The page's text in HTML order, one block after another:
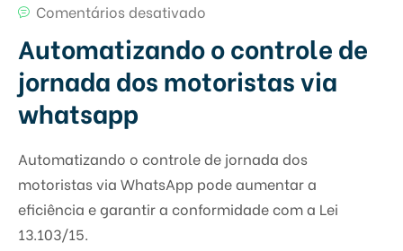
Comentários desativado
Automatizando o controle de
jornada dos motoristas via
whatsapp
Automatizando o controle de jornada dos
motoristas via WhatsApp pode aumentar a
eficiência e garantir a conformidade com a Lei
13.103/15.